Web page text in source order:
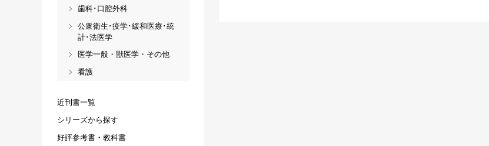
歯科･口腔外科
公衆衛生･疫学･緩和医療･統
計･法医学
医学一般・獣医学・その他
看護
近刊書一覧
シリーズから探す
好評参考書・教科書